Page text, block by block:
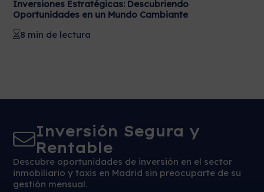
Inversiones Estratégicas: Descubriendo
Oportunidades en un Mundo Cambiante
8 min de lectura
Inversión Segura y
Rentable
Descubre oportunidades de inversión en el sector
inmobiliario y taxis en Madrid sin preocuparte de su
gestión mensual.